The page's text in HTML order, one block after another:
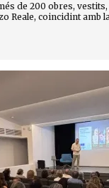
de 200 obres,
Reale, coincidint amb